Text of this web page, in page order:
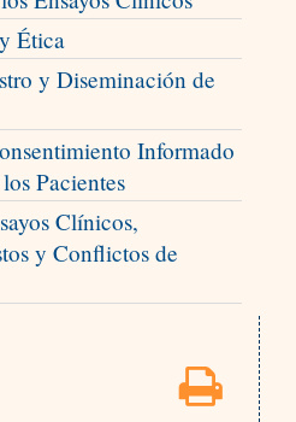
Ética
y Diseminación de
Informado
Pacientes
Clínicos,
y Conflictos de